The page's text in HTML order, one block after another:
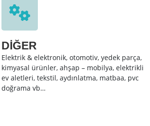
DİĞER
Elektrik & elektronik, otomotiv, yedek parça,
kimyasal ürünler, ahşap – mobilya, elektrikli
ev aletleri, tekstil, aydınlatma, matbaa, pvc
doğrama vb…